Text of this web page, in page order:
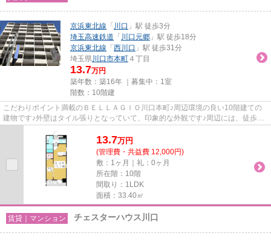
京浜東北線 「 川口 」駅 徒歩3分
埼玉高速鉄道 「 川口元郷 」駅 徒歩18分
京浜東北線 「 西川口 」駅 徒歩31分
埼玉県川口市本町 ４丁目
13.7万円
築年数：築16年 ｜募集中： 1室
階数：10階建
こだわりポイント満載のＢＥＬＬＡＧＩＯ川口本町♪周辺環境の良い10階建ての
建物です♪外壁はタイル張りとなっていて、印象的な外観です♪周辺には、徒歩3
13.7万円
(管理費・共益費 12,000円)
敷：1ヶ月｜礼：0ヶ月
所在階：10階
間取り：1LDK
面積：33.40㎡
賃貸｜マンション チェスターハウス川口